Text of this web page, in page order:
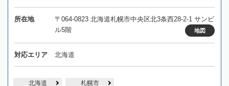
所在地
〒064-0823 北海道札幌市中央区北3条西28-2-1 サンビ
ル5階
地図
対応エリア 北海道
北海道 札幌市